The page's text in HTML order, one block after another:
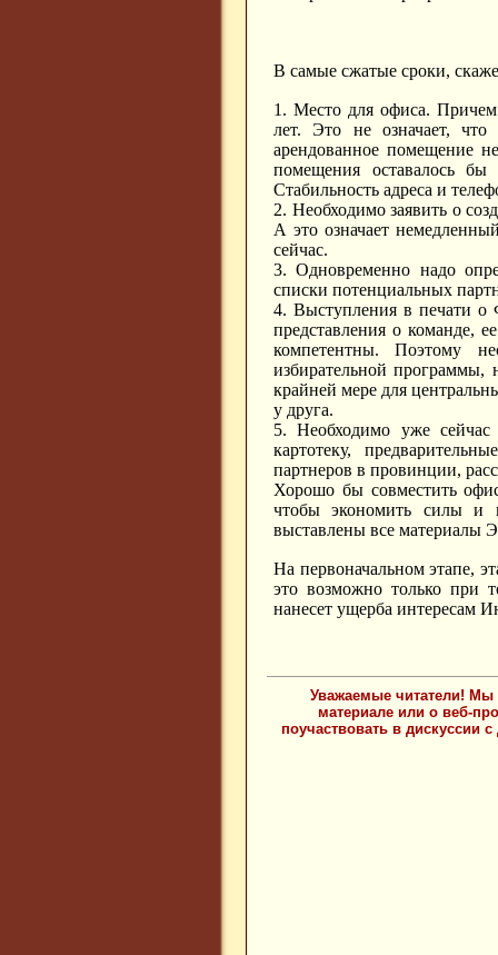
В самые сжатые сроки,
1. Место для офиса. Причем
лет. Это не означает,
арендованное помещение
помещения оставалось бы
Стабильность адреса и
2. Необходимо заявить о
А это означает
сейчас.
3. Одновременно надо
списки потенциальных
4. Выступления в печати о
представления о команде,
компетентны. Поэтому
избирательной программы,
крайней мере для
у друга.
5. Необходимо уже
картотеку,
партнеров в провинции,
Хорошо бы совместить
чтобы экономить силы и
выставлены все
На первоначальном этапе,
это возможно только при
нанесет ущерба интересам
Уважаемые читатели! Мы
материале или о веб-
поучаствовать в дискуссии